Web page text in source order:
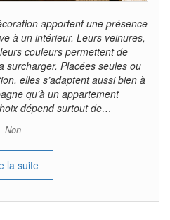
apportent une présence
à un intérieur. Leurs veinures,
couleurs permettent de
surcharger. Placées seules ou
elles s’adaptent aussi bien à
qu’à un appartement
dépend surtout de…
Non
la suite